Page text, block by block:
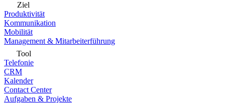
Ziel
Produktivität
Kommunikation
Mobilität
Management & Mitarbeiterführung
Tool
Telefonie
CRM
Kalender
Contact Center
Aufgaben & Projekte